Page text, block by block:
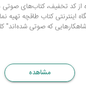
از کد تخفیف، کتاب‌های
اینترنتی کتاب طاقچه
که صوتی شده‌اند"
مشاهده